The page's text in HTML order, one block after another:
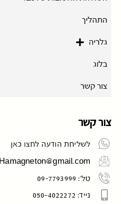
התהליך
גלריה
בלוג
צור קשר
צור קשר
לשליחת הודעה לחצו כאן
Hamagneton@gmail.com
טל': 09-7793999
נייד: 050-4022272